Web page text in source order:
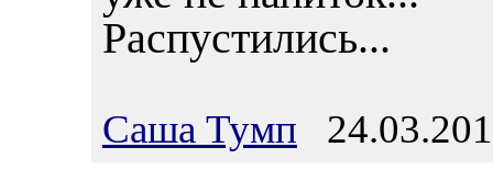
Распустились...
Саша Тумп